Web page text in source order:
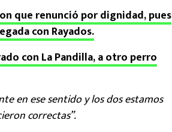
que renunció por dignidad, pues
con Rayados.
con La Pandilla, a otro perro
en ese sentido y los dos estamos
correctas”.